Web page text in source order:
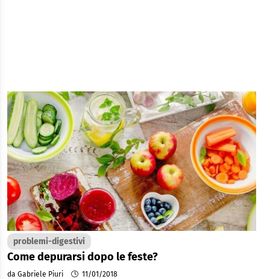
problemi-digestivi
Come depurarsi dopo le feste?
da Gabriele Piuri 11/01/2018